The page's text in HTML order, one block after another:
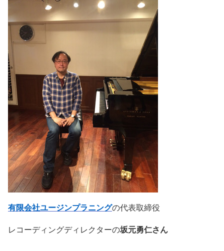
有限会社ユージンプラニングの代表取締役
レコーディングディレクターの坂元勇仁さん